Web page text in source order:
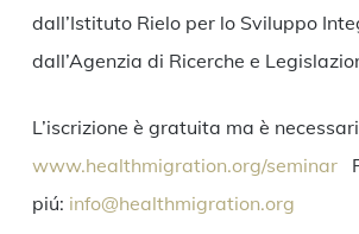
dall’Istituto Rielo per lo Sviluppo
dall’Agenzia di Ricerche e
L’iscrizione è gratuita ma è
www.healthmigration.org/seminar
piú: info@healthmigration.org